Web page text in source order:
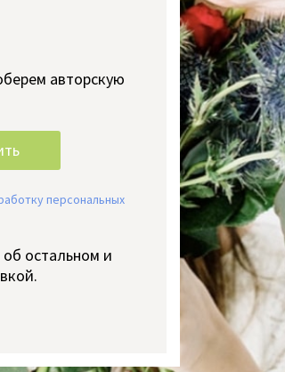
авторскую
персональных
остальном и